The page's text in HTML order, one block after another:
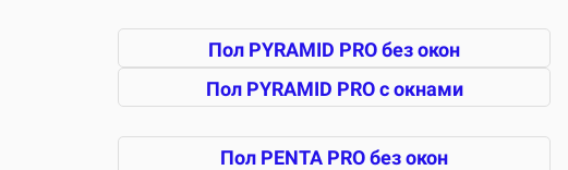
Пол PYRAMID PRO без окон
Пол PYRAMID PRO с окнами
Пол PENTA PRO без окон